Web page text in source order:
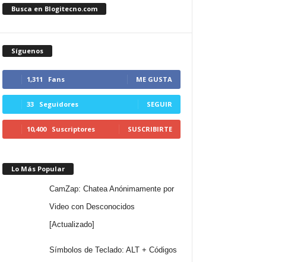
Busca en Blogitecno.com
Síguenos
1,311 Fans ME GUSTA
33 Seguidores SEGUIR
10,400 Suscriptores SUSCRIBIRTE
Lo Más Popular
CamZap: Chatea Anónimamente por
Video con Desconocidos
[Actualizado]
Símbolos de Teclado: ALT + Códigos